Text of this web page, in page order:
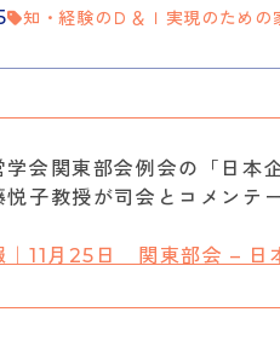
知・経験のＤ＆Ｉ実現のための
学会関東部会例会の「日本
悦子教授が司会とコメンテ
｜11月25日 関東部会 –